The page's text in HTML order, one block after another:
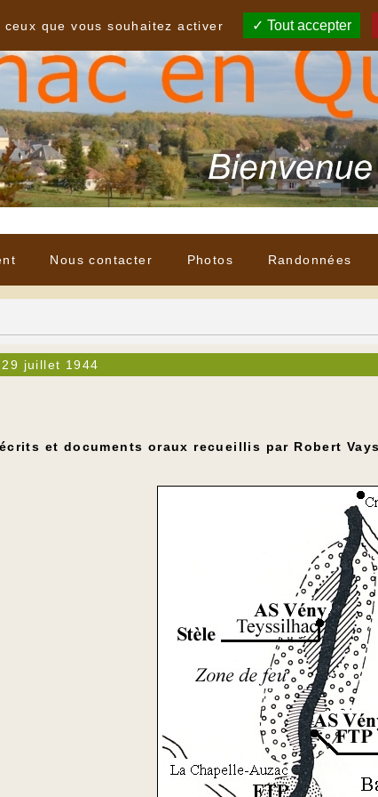
Nous contacter Photos Randonnées
juillet 1944
et documents oraux recueillis par Robert
que vous souhaitez activer
Tout accepter